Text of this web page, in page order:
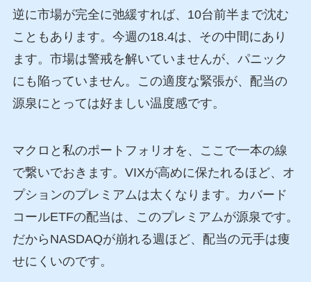
逆に市場が完全に弛緩すれば、10台前半まで沈む
こともあります。今週の18.4は、その中間にあり
ます。市場は警戒を解いていませんが、パニック
にも陥っていません。この適度な緊張が、配当の
源泉にとっては好ましい温度感です。
マクロと私のポートフォリオを、ここで一本の線
で繋いでおきます。VIXが高めに保たれるほど、オ
プションのプレミアムは太くなります。カバード
コールETFの配当は、このプレミアムが源泉です。
だからNASDAQが崩れる週ほど、配当の元手は痩
せにくいのです。